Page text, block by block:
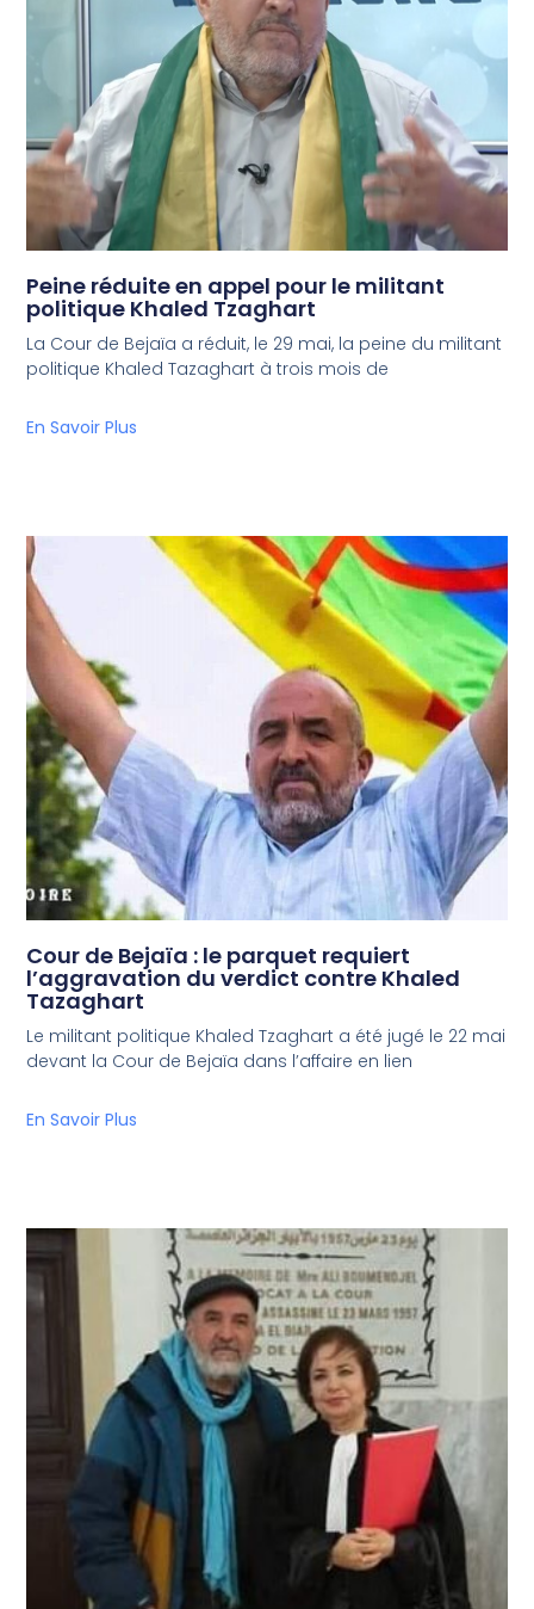
Peine réduite en appel pour le militant
politique Khaled Tzaghart
La Cour de Bejaïa a réduit, le 29 mai, la peine du militant
politique Khaled Tazaghart à trois mois de
En Savoir Plus
Cour de Bejaïa : le parquet requiert
l’aggravation du verdict contre Khaled
Tazaghart
Le militant politique Khaled Tzaghart a été jugé le 22 mai
devant la Cour de Bejaïa dans l’affaire en lien
En Savoir Plus